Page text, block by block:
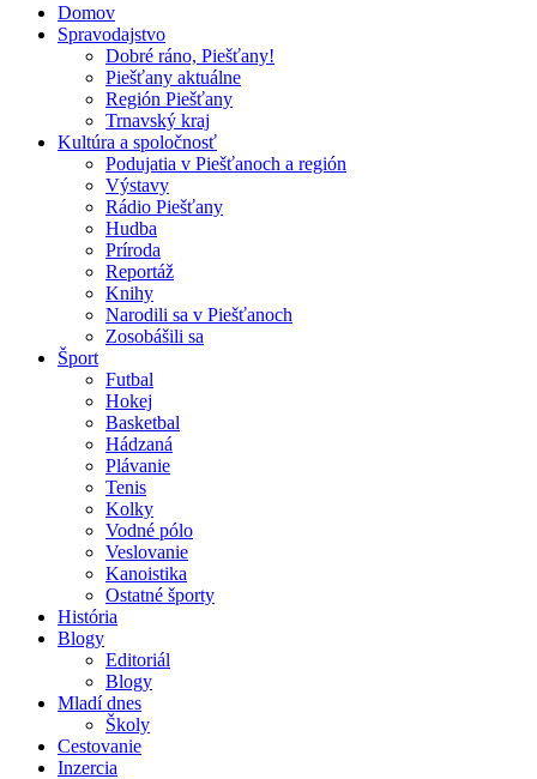
Domov
Spravodajstvo
Dobré ráno, Piešťany!
Piešťany aktuálne
Región Piešťany
Trnavský kraj
Kultúra a spoločnosť
Podujatia v Piešťanoch a región
Výstavy
Rádio Piešťany
Hudba
Príroda
Reportáž
Knihy
Narodili sa v Piešťanoch
Zosobášili sa
Šport
Futbal
Hokej
Basketbal
Hádzaná
Plávanie
Tenis
Kolky
Vodné pólo
Veslovanie
Kanoistika
Ostatné športy
História
Blogy
Editoriál
Blogy
Mladí dnes
Školy
Cestovanie
Inzercia